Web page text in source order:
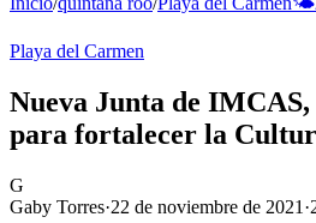
Playa del Carmen
Nueva Junta de
para fortalecer la
G
Gaby Torres·22 de noviembre de 2021 ·